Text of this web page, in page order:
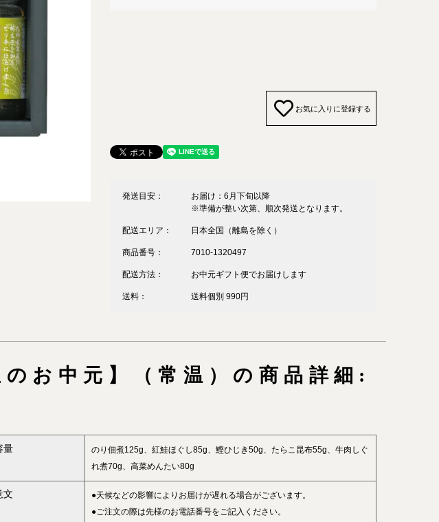
お気に入りに登録する
発送目安：
お届け：6月下旬以降
※準備が整い次第、順次発送となります。
配送エリア： 日本全国（離島を除く）
商品番号： 7010-1320497
配送方法： お中元ギフト便でお届けします
送料： 送料個別 990円
お中元】（常温）の商品詳細:
量
のり佃煮125g、紅鮭ほぐし85g、鰹ひじき50g、たらこ昆布55g、牛肉しぐ
れ煮70g、高菜めんたい80g
文
●天候などの影響によりお届けが遅れる場合がございます。
●ご注文の際は先様のお電話番号をご記入ください。